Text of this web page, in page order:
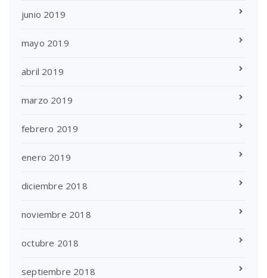
junio 2019
mayo 2019
abril 2019
marzo 2019
febrero 2019
enero 2019
diciembre 2018
noviembre 2018
octubre 2018
septiembre 2018